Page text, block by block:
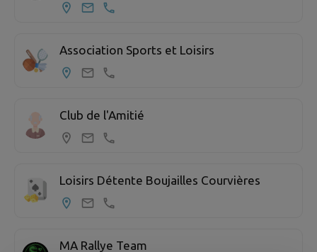
Association Sports et Loisirs
Club de l'Amitié
Loisirs Détente Boujailles Courvières
MA Rallye Team